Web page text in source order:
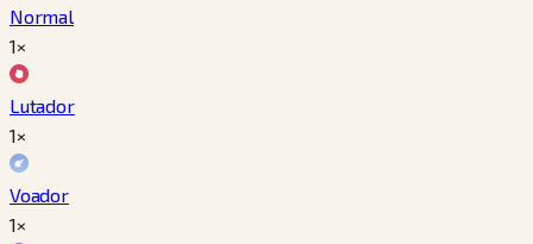
Normal
1×
Lutador
1×
Voador
1×